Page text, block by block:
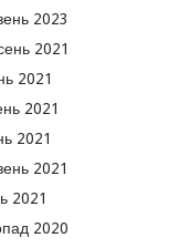
2023
2021
2021
2021
2021
2021
2021
2020